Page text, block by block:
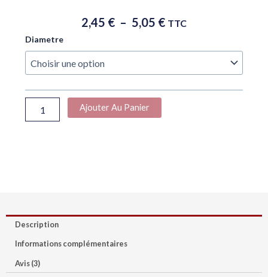
2,45 € – 5,05 €Plage
Prix :
À
5,05 €
TTC
Diametre
quantité
de
CLAPET
ANTI
PP
Ajouter Au Panier
Description
Informations complémentaires
Avis (3)